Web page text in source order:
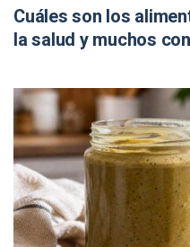
Cuáles son los
la salud y muchos